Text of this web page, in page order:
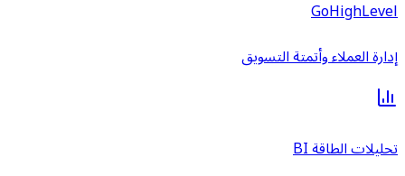
GoHighLevel
إدارة العملاء وأتمتة التسويق
تحليلات الطاقة BI